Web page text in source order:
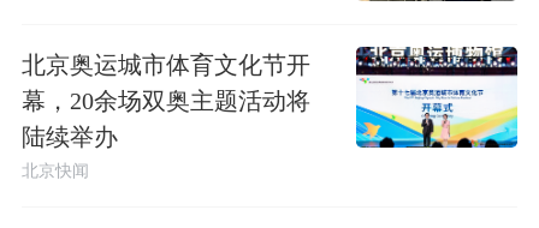
北京奥运城市体育文化节开
幕，20余场双奥主题活动将
陆续举办
北京快闻